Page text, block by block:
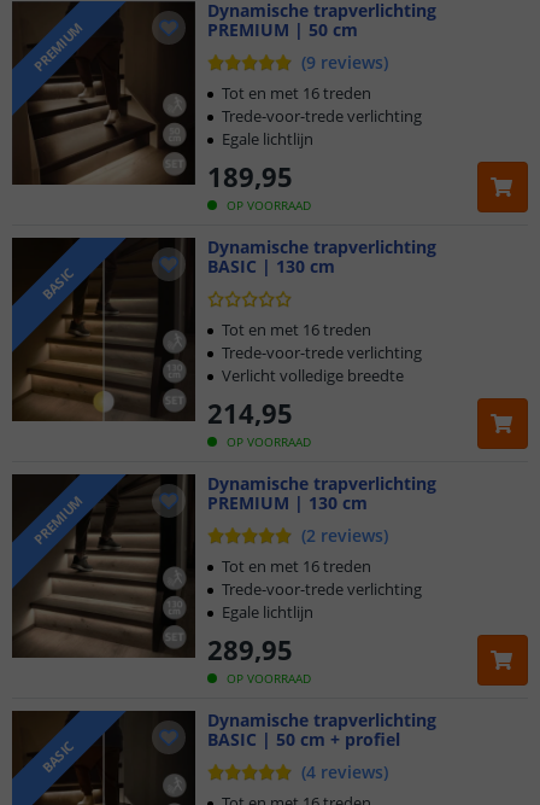
PREMIUM
Dynamische trapverlichting
PREMIUM | 50 cm
(9 reviews)
OP VOORRAAD
189,95
Tot en met 16 treden
Trede-voor-trede verlichting
Egale lichtlijn
BASIC
Dynamische trapverlichting
BASIC | 130 cm
OP VOORRAAD
214,95
Tot en met 16 treden
Trede-voor-trede verlichting
Verlicht volledige breedte
PREMIUM
Dynamische trapverlichting
PREMIUM | 130 cm
(2 reviews)
OP VOORRAAD
289,95
Tot en met 16 treden
Trede-voor-trede verlichting
Egale lichtlijn
BASIC
Dynamische trapverlichting
BASIC | 50 cm + profiel
(4 reviews)